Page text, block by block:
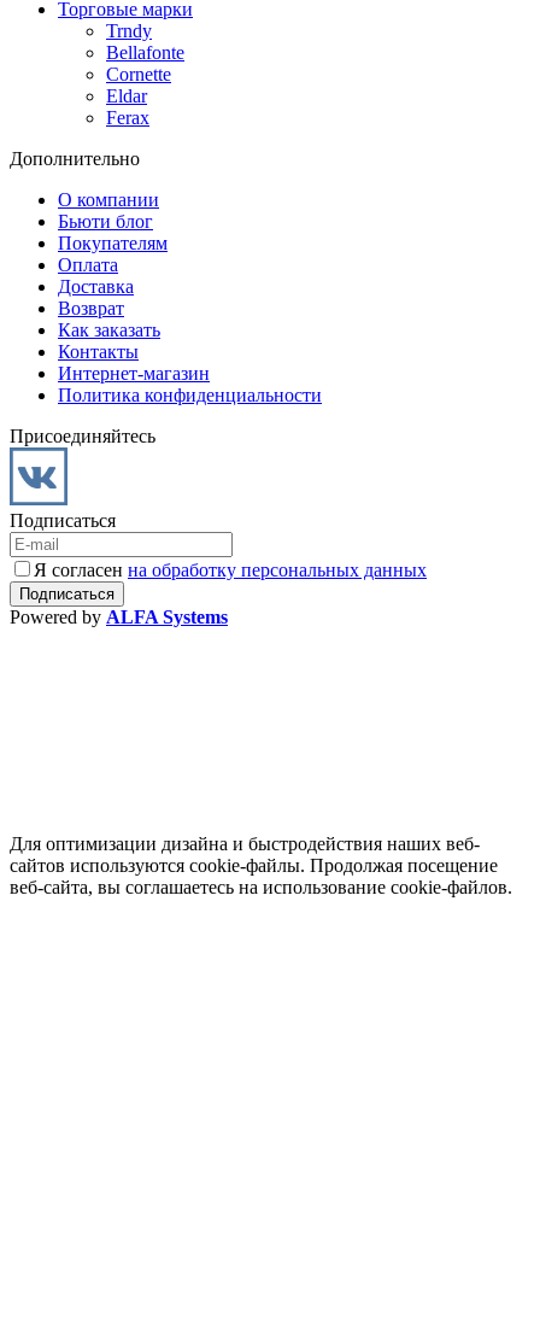
Торговые марки
Trndy
Bellafonte
Cornette
Eldar
Ferax
Дополнительно
О компании
Бьюти блог
Покупателям
Оплата
Доставка
Возврат
Как заказать
Контакты
Интернет-магазин
Политика конфиденциальности
Присоединяйтесь
Подписаться
Я согласен на обработку персональных данных
Powered by ALFA Systems
Для оптимизации дизайна и быстродействия наших веб-
сайтов используются cookie-файлы. Продолжая посещение
веб-сайта, вы соглашаетесь на использование cookie-файлов.